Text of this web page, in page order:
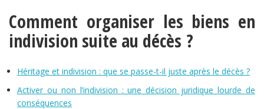
Comment organiser les biens en
indivision suite au décès ?
Héritage et indivision : que se passe-t-il juste après le décès ?
Activer ou non l’indivision : une décision juridique lourde de
conséquences